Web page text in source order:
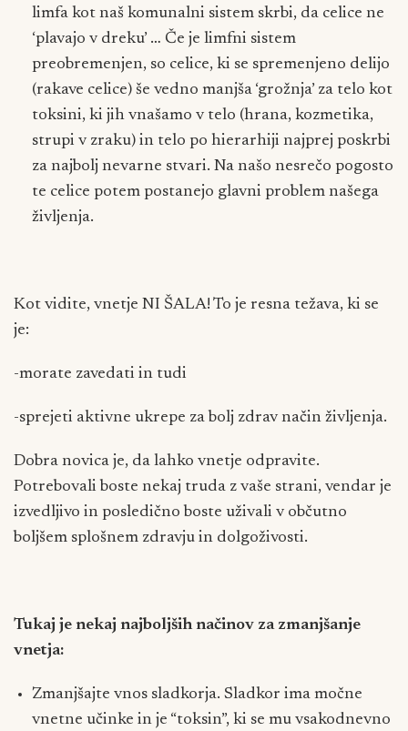
limfa kot naš komunalni sistem skrbi, da celice ne
‘plavajo v dreku’ … Če je limfni sistem
preobremenjen, so celice, ki se spremenjeno delijo
(rakave celice) še vedno manjša ‘grožnja’ za telo kot
toksini, ki jih vnašamo v telo (hrana, kozmetika,
strupi v zraku) in telo po hierarhiji najprej poskrbi
za najbolj nevarne stvari. Na našo nesrečo pogosto
te celice potem postanejo glavni problem našega
življenja.
Kot vidite, vnetje NI ŠALA! To je resna težava, ki se
je:
-morate zavedati in tudi
-sprejeti aktivne ukrepe za bolj zdrav način življenja.
Dobra novica je, da lahko vnetje odpravite.
Potrebovali boste nekaj truda z vaše strani, vendar je
izvedljivo in posledično boste uživali v občutno
boljšem splošnem zdravju in dolgoživosti.
Tukaj je nekaj najboljših načinov za zmanjšanje
vnetja:
Zmanjšajte vnos sladkorja. Sladkor ima močne
vnetne učinke in je “toksin”, ki se mu vsakodnevno